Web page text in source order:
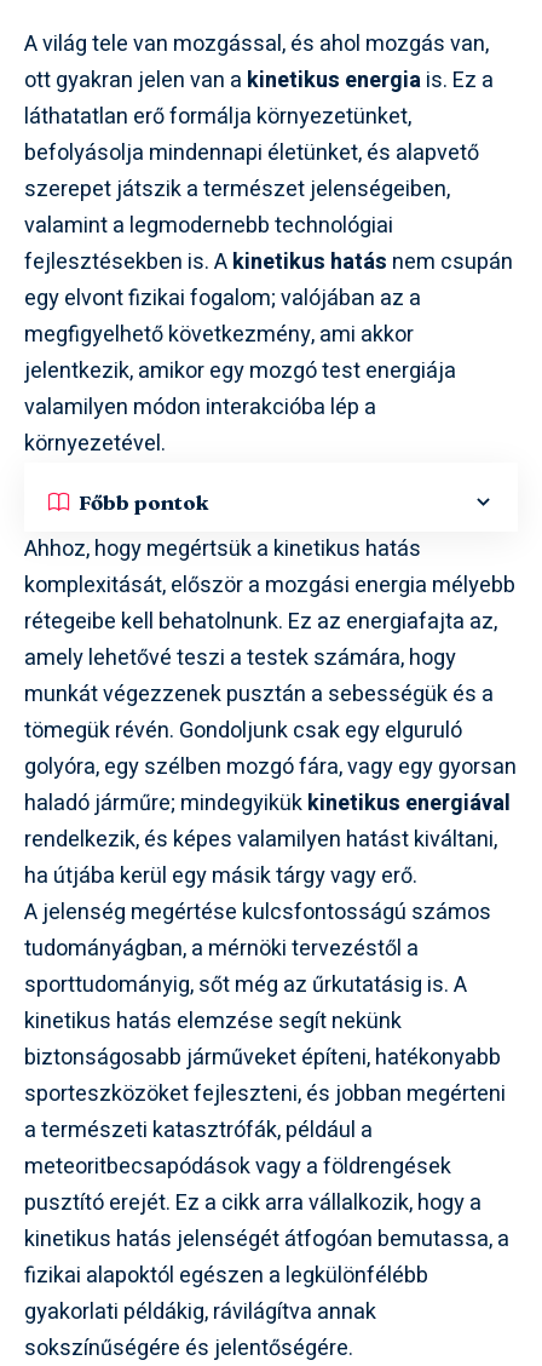
A világ tele van mozgással, és ahol mozgás van,
ott gyakran jelen van a kinetikus energiais. Ez a
láthatatlan erő formálja környezetünket,
befolyásolja mindennapi életünket, és alapvető
szerepet játszik a természet jelenségeiben,
valamint a legmodernebb technológiai
fejlesztésekben is. Akinetikus hatás nem csupán
egy elvont fizikai fogalom; valójában az a
megfigyelhető következmény, ami akkor
jelentkezik, amikor egy mozgó test energiája
valamilyen módon interakcióba lép a
környezetével.
Főbb pontok
Ahhoz, hogy megértsük a kinetikus hatás
komplexitását, először a mozgási energia mélyebb
rétegeibe kell behatolnunk. Ez az energiafajta az,
amely lehetővé teszi a testek számára, hogy
munkát végezzenek pusztán a sebességük és a
tömegük révén. Gondoljunk csak egy elguruló
golyóra, egy szélben mozgó fára, vagy egy gyorsan
haladó járműre; mindegyikükkinetikus energiával
rendelkezik, és képes valamilyen hatást kiváltani,
ha útjába kerül egy másik tárgy vagy erő.
A jelenség megértése kulcsfontosságú számos
tudományágban, a mérnöki tervezéstől a
sporttudományig, sőt még az űrkutatásig is. A
kinetikus hatás elemzése segít nekünk
biztonságosabb járműveket építeni, hatékonyabb
sporteszközöket fejleszteni, és jobban megérteni
a természeti katasztrófák, például a
meteoritbecsapódások vagy a földrengések
pusztító erejét. Ez a cikk arra vállalkozik, hogy a
kinetikus hatás jelenségét átfogóan bemutassa, a
fizikai alapoktól egészen a legkülönfélébb
gyakorlati példákig, rávilágítva annak
sokszínűségére és jelentőségére.